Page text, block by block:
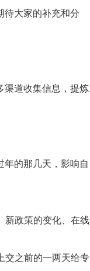
待大家的补充和分
渠道收集信息，提炼
年的那几天，影响自
新政策的变化、在线
交之前的一两天给专